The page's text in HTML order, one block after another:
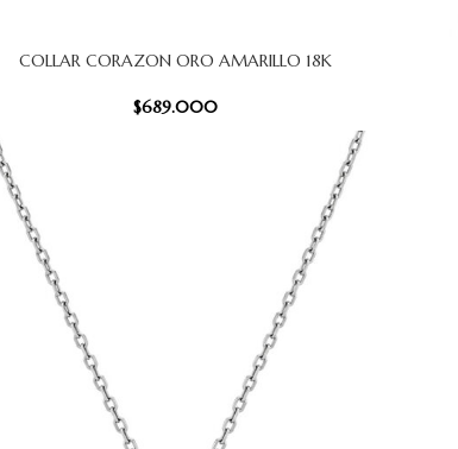
COLLAR CORAZON ORO AMARILLO 18K
$689.000